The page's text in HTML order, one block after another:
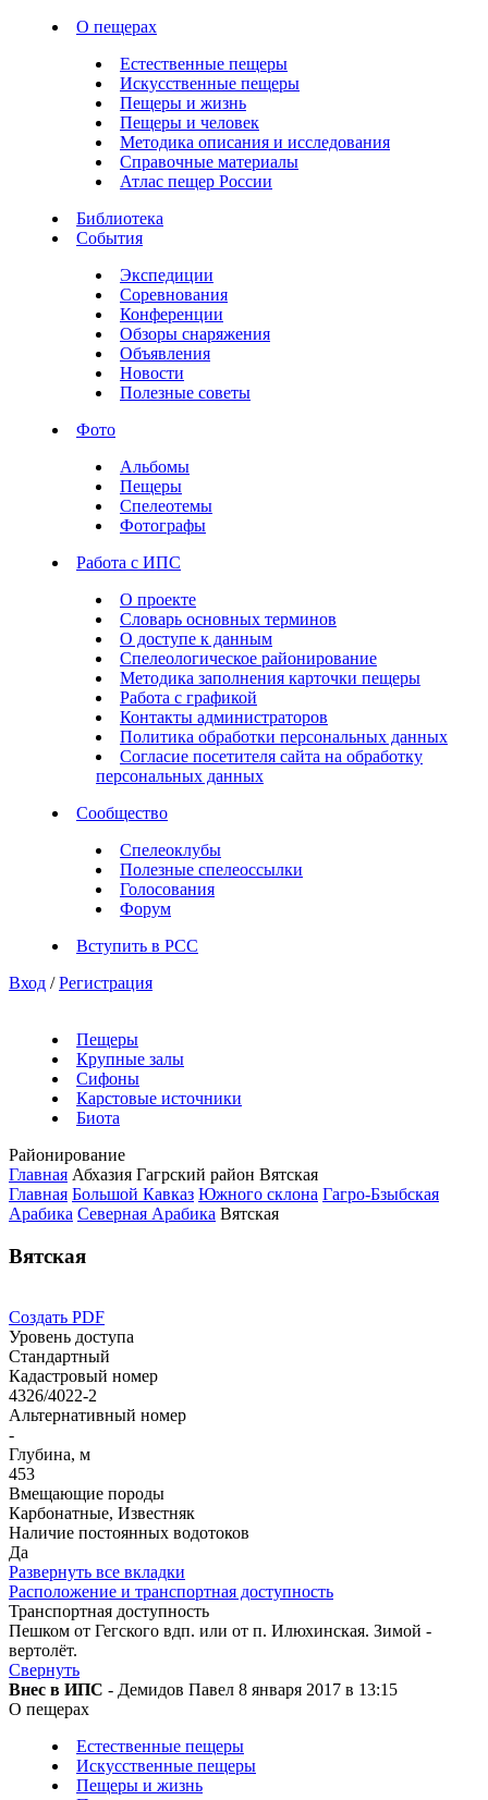
О пещерах
Естественные пещеры
Искусственные пещеры
Пещеры и жизнь
Пещеры и человек
Методика описания и исследования
Справочные материалы
Атлас пещер России
Библиотека
События
Экспедиции
Соревнования
Конференции
Обзоры снаряжения
Объявления
Новости
Полезные советы
Фото
Альбомы
Пещеры
Спелеотемы
Фотографы
Работа с ИПС
О проекте
Словарь основных терминов
О доступе к данным
Спелеологическое районирование
Методика заполнения карточки пещеры
Работа с графикой
Контакты администраторов
Политика обработки персональных данных
Согласие посетителя сайта на обработку
персональных данных
Сообщество
Спелеоклубы
Полезные спелеоссылки
Голосования
Форум
Вступить в РСС
Вход / Регистрация
Пещеры
Крупные залы
Сифоны
Карстовые источники
Биота
Районирование
Главная Абхазия Гагрский район Вятская
Главная Большой Кавказ Южного склона Гагро-Бзыбская
Арабика Северная Арабика Вятская
Вятская
Создать PDF
Уровень доступа
Стандартный
Кадастровый номер
4326/4022-2
Альтернативный номер
-
Глубина, м
453
Вмещающие породы
Карбонатные, Известняк
Наличие постоянных водотоков
Да
Развернуть все вкладки
Расположение и транспортная доступность
Транспортная доступность
Пешком от Гегского вдп. или от п. Илюхинская. Зимой -
вертолёт.
Свернуть
Внес в ИПС - Демидов Павел 8 января 2017 в 13:15
О пещерах
Естественные пещеры
Искусственные пещеры
Пещеры и жизнь